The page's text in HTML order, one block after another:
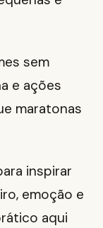
sem
e ações
maratonas
inspirar
emoção e
aqui